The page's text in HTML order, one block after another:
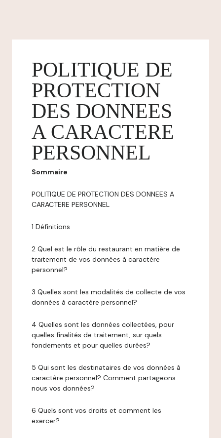
POLITIQUE DE
PROTECTION
DES DONNEES
A CARACTERE
PERSONNEL
Sommaire
POLITIQUE DE PROTECTION DES DONNEES A
CARACTERE PERSONNEL
1 Définitions
2 Quel est le rôle du restaurant en matière de
traitement de vos données à caractère
personnel?
3 Quelles sont les modalités de collecte de vos
données à caractère personnel?
4 Quelles sont les données collectées, pour
quelles finalités de traitement, sur quels
fondements et pour quelles durées?
5 Qui sont les destinataires de vos données à
caractère personnel? Comment partageons-
nous vos données?
6 Quels sont vos droits et comment les
exercer?